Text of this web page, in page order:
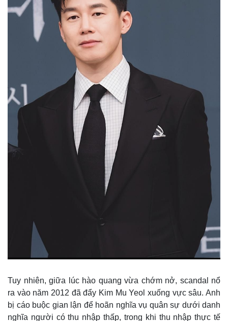
Tuy nhiên, giữa lúc hào quang vừa chớm nở, scandal nổ
ra vào năm 2012 đã đẩy Kim Mu Yeol xuống vực sâu. Anh
bị cáo buộc gian lận để hoãn nghĩa vụ quân sự dưới danh
nghĩa người có thu nhập thấp, trong khi thu nhập thực tế